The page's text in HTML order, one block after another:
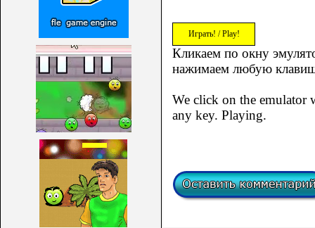
Играть! / Play!
Кликаем по окну
нажимаем любую
We click on the emulator
any key. Playing.